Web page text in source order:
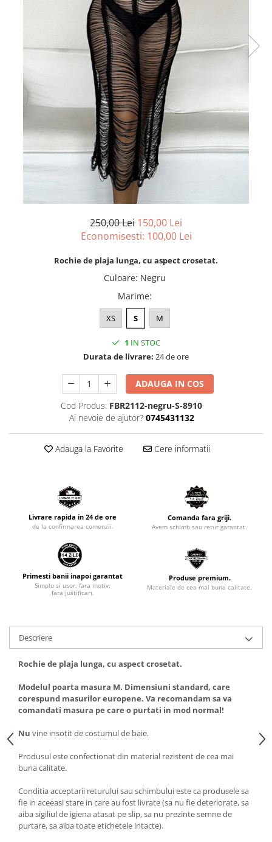
250,00 Lei 150,00 Lei
Economisesti: 100,00 Lei
Rochie de plaja lunga, cu aspect crosetat.
Culoare: Negru
Marime:
XS S M
1 IN STOC
Durata de livrare: 24 de ore
ADAUGA IN COS
Cod Produs: FBR2112-negru-S-8910
Ai nevoie de ajutor? 0745431132
Adauga la Favorite Cere informatii
Livrare rapida in 24 de ore
de la confirmarea comenzii.
Comanda fara griji.
Avem schimb sau retur garantat.
Primesti banii inapoi garantat
Simplu si usor, fara motiv,
fara justificari.
Produse premium.
Materiale de cea mai buna calitate.
Descriere
Rochie de plaja lunga, cu aspect crosetat.
Modelul poarta masura M. Dimensiuni standard, care
corespund masurilor europene. Va recomandam sa va
comandati masura pe care o purtati in mod normal!
Nu vine insotit de costumul de baie.
Produsul este confectionat din material rezistent de cea mai
buna calitate.
Conditia acceptarii returului sau schimbului este ca produsele sa
fie in aceeasi stare in care au fost livrate (sa nu fie deteriorate, sa
aiba sigiliul de igiena atasat pe slip, sa nu prezinte semne de
purtare, sa aiba toate etichetele intacte).